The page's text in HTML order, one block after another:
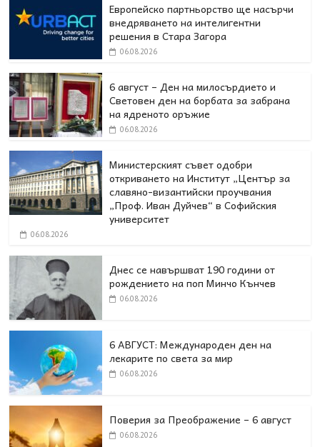
Европейско партньорство ще насърчи
внедряването на интелигентни
решения в Стара Загора
06.08.2026
6 август – Ден на милосърдието и
Световен ден на борбата за забрана
на ядреното оръжие
06.08.2026
Министерският съвет одобри
откриването на Институт „Център за
славяно-византийски проучвания
„Проф. Иван Дуйчев“ в Софийския
университет
06.08.2026
Днес се навършват 190 години от
рождението на поп Минчо Кънчев
06.08.2026
6 АВГУСТ: Международен ден на
лекарите по света за мир
06.08.2026
Поверия за Преображение – 6 август
06.08.2026